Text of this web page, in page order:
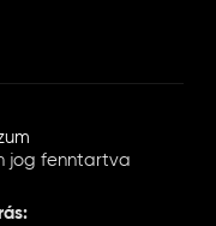
jog fenntartva